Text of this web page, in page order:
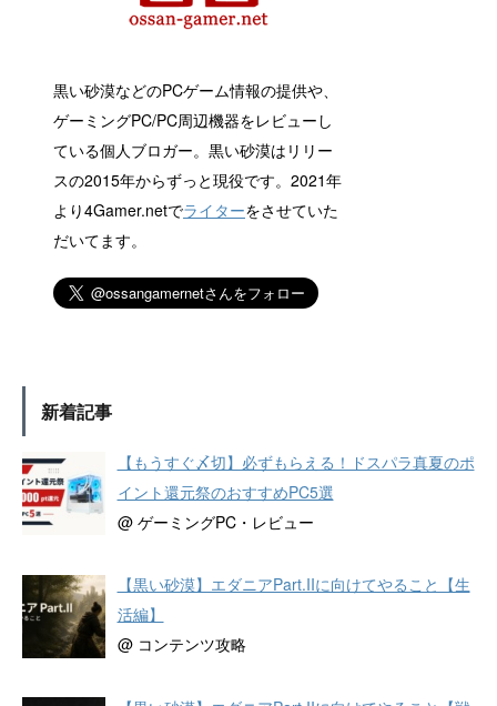
黒い砂漠などのPCゲーム情報の提供や、
ゲーミングPC/PC周辺機器をレビューし
ている個人ブロガー。黒い砂漠はリリー
スの2015年からずっと現役です。2021年
より4Gamer.netでライターをさせていた
だいてます。
新着記事
【もうすぐ〆切】必ずもらえる！ドスパラ真夏のポ
イント還元祭のおすすめPC5選
@ ゲーミングPC・レビュー
【黒い砂漠】エダニアPart.IIに向けてやること【生
活編】
@ コンテンツ攻略